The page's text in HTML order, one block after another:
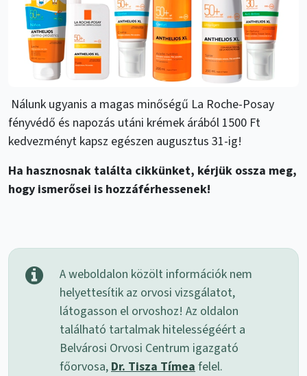
Nálunk ugyanis a magas minőségű La Roche-Posay
fényvédő és napozás utáni krémek árából 1500 Ft
kedvezményt kapsz egészen augusztus 31-ig!
Ha hasznosnak találta cikkünket, kérjük ossza meg,
hogy ismerősei is hozzáférhessenek!
A weboldalon közölt információk nem
helyettesítik az orvosi vizsgálatot,
látogasson el orvoshoz! Az oldalon
található tartalmak hitelességéért a
Belvárosi Orvosi Centrum igazgató
főorvosa, Dr. Tisza Tímea felel.